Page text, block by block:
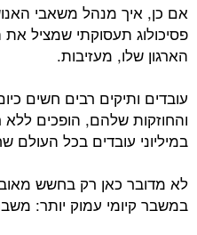
אם כן, איך מנהל משאבי
פסיכולוג תעסוקתי שמציל
הארגון שלו, מעזיבות.
עובדים ותיקים רבים חשים
והחוזקות שלהם, הופכים ללא
במיליוני עובדים בכל העולם
לא מדובר כאן רק בחשש
במשבר קיומי עמוק יותר: